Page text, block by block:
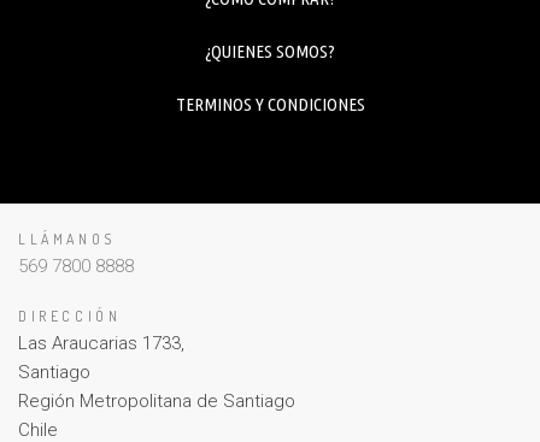
¿QUIENES SOMOS?
TERMINOS Y CONDICIONES
LLÁMANOS
569 7800 8888
DIRECCIÓN
Las Araucarias 1733,
Santiago
Región Metropolitana de Santiago
Chile